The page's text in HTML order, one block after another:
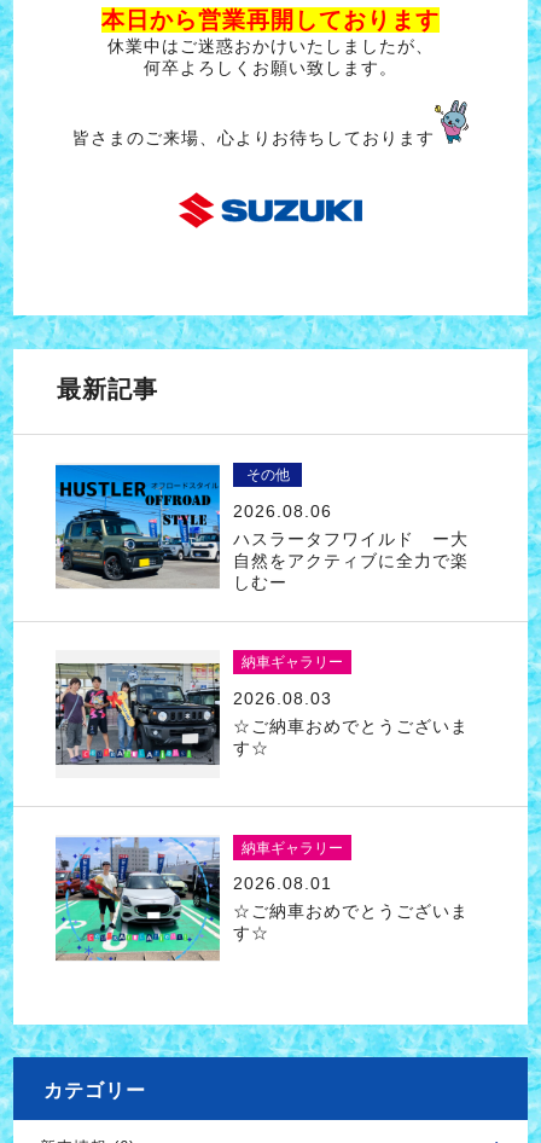
本日から営業再開しております
休業中はご迷惑おかけいたしましたが、
何卒よろしくお願い致します。
皆さまのご来場、心よりお待ちしております
最新記事
その他
2026.08.06
ハスラータフワイルド ー大
自然をアクティブに全力で楽
しむー
納車ギャラリー
2026.08.03
☆ご納車おめでとうございま
す☆
納車ギャラリー
2026.08.01
☆ご納車おめでとうございま
す☆
カテゴリー